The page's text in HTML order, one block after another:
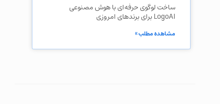
ساخت لوگوی حرفه‌ای با هوش مصنوعی
LogoAI برای برندهای امروزی
مشاهده مطلب »